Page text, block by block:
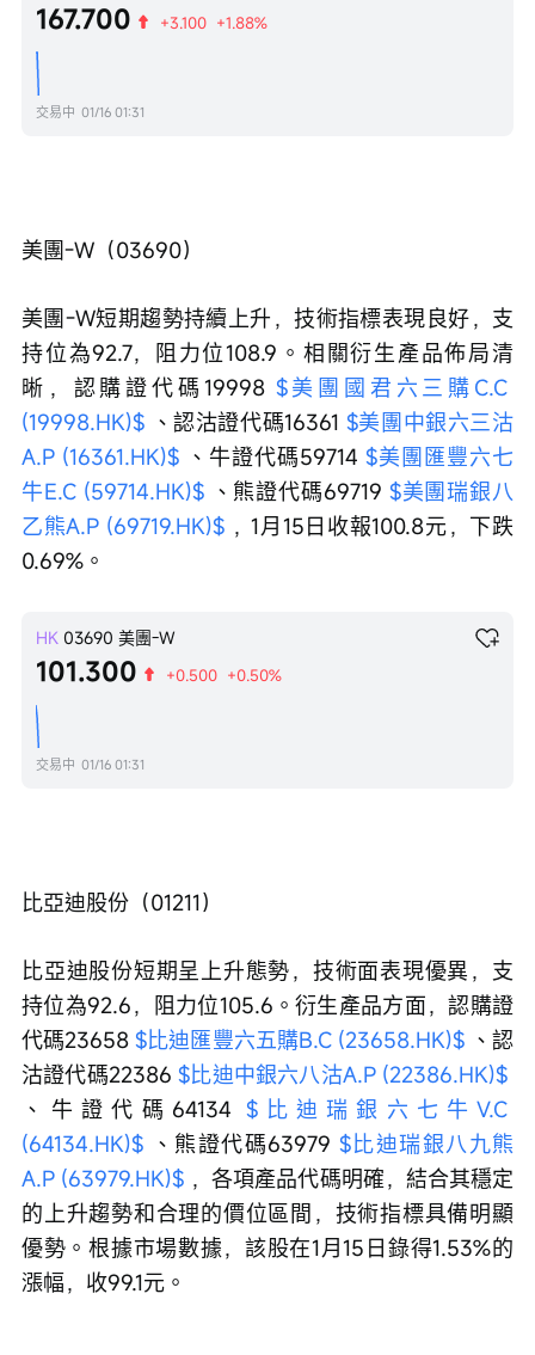
167.700 +3.100 +1.88%
交易中 01/16 01:31
美團-W（03690）
美團-W短期趨勢持續上升，技術指標表現良好，支
持位為92.7，阻力位108.9。相關衍生產品佈局清
晰，認購證代碼19998 $美團國君六三購C.C
(19998.HK)$ 、認沽證代碼16361 $美團中銀六三沽
A.P (16361.HK)$ 、牛證代碼59714 $美團匯豐六七
牛E.C (59714.HK)$ 、熊證代碼69719 $美團瑞銀八
乙熊A.P (69719.HK)$ ，1月15日收報100.8元，下跌
0.69%。
HK 03690 美團-W
101.300 +0.500 +0.50%
交易中 01/16 01:31
比亞迪股份（01211）
比亞迪股份短期呈上升態勢，技術面表現優異，支
持位為92.6，阻力位105.6。衍生產品方面，認購證
代碼23658 $比迪匯豐六五購B.C (23658.HK)$ 、認
沽證代碼22386 $比迪中銀六八沽A.P (22386.HK)$
、牛證代碼64134 $比迪瑞銀六七牛V.C
(64134.HK)$ 、熊證代碼63979 $比迪瑞銀八九熊
A.P (63979.HK)$ ，各項產品代碼明確，結合其穩定
的上升趨勢和合理的價位區間，技術指標具備明顯
優勢。根據市場數據，該股在1月15日錄得1.53%的
漲幅，收99.1元。